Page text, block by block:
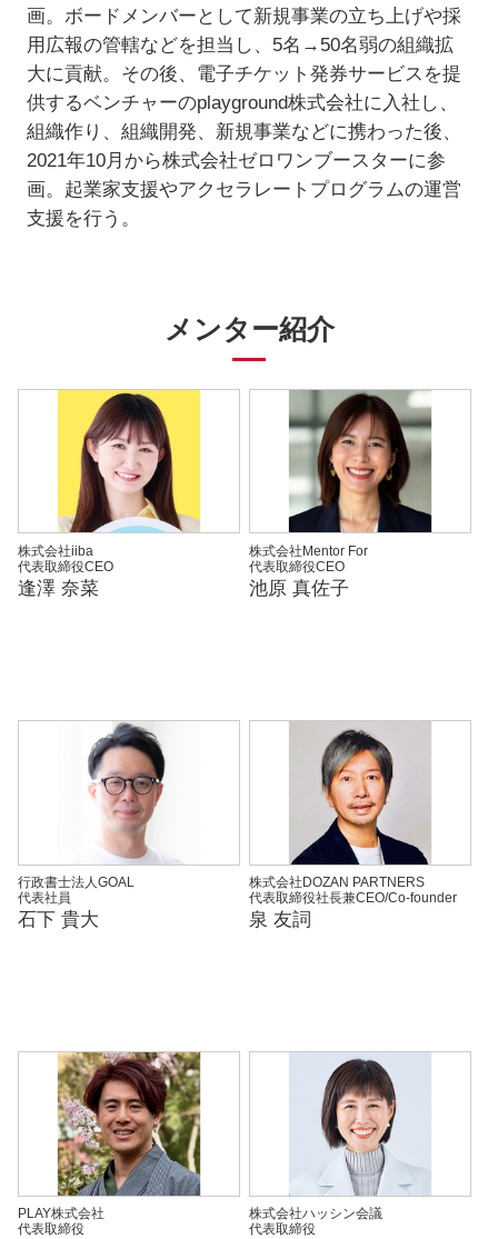
画。ボードメンバーとして新規事業の立ち上げや採
用広報の管轄などを担当し、5名→50名弱の組織拡
大に貢献。その後、電子チケット発券サービスを提
供するベンチャーのplayground株式会社に入社し、
組織作り、組織開発、新規事業などに携わった後、
2021年10月から株式会社ゼロワンブースターに参
画。起業家支援やアクセラレートプログラムの運営
支援を行う。
メンター紹介
株式会社iiba
代表取締役CEO
逢澤 奈菜
株式会社Mentor For
代表取締役CEO
池原 真佐子
行政書士法人GOAL
代表社員
石下 貴大
株式会社DOZAN PARTNERS
代表取締役社長兼CEO/Co-founder
泉 友詞
PLAY株式会社
代表取締役
株式会社ハッシン会議
代表取締役